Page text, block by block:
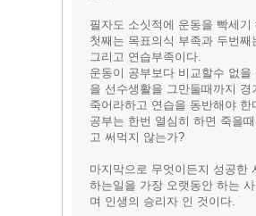
필자도 소싯적에 운동을 빡세기
첫째는 목표의식 부족과 두번째
그리고 연습부족이다.
운동이 공부보다 비교할수 없을
을 선수생활을 그만둘때까지 경
죽어라하고 연습을 동반해야 한
공부는 한번 열심히 하면 죽을
고 써먹지 않는가?
마지막으로 무엇이든지 성공한
하는일을 가장 오랫동안 하는
며 인생의 승리자 인 것이다.